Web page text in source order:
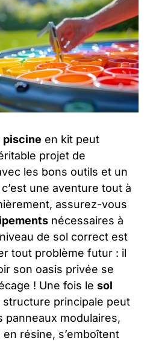
piscine en kit peut
projet de
les bons outils et un
une aventure tout à
assurez-vous
nécessaires à
de sol correct est
tout problème futur : il
son oasis privée se
! Une fois le sol
structure principale peut
panneaux modulaires,
résine, s’emboîtent